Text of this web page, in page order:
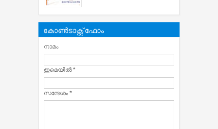
കോൺടാക്റ്റ് ഫോം
നാമം
ഇമെയില്‍*
സന്ദേശം *